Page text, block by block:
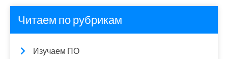
Читаем по рубрикам
Изучаем ПО